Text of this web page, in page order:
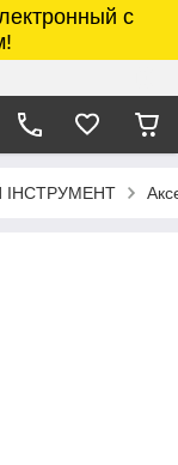
с
ІНСТРУМЕНТ